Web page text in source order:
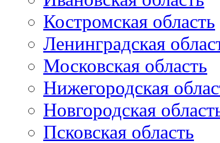
Костромская область
Ленинградская
Московская область
Нижегородская
Новгородская
Псковская область